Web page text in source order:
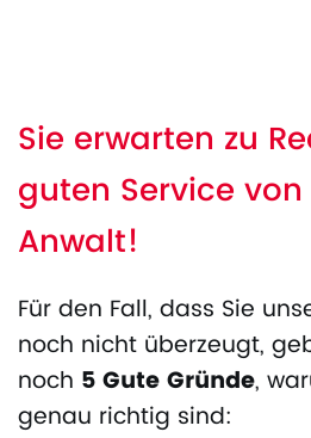
Sie erwarten zu
guten Service
Anwalt!
Für den Fall, dass Sie
noch nicht überzeugt,
noch 5 Gute Gründe,
genau richtig sind: